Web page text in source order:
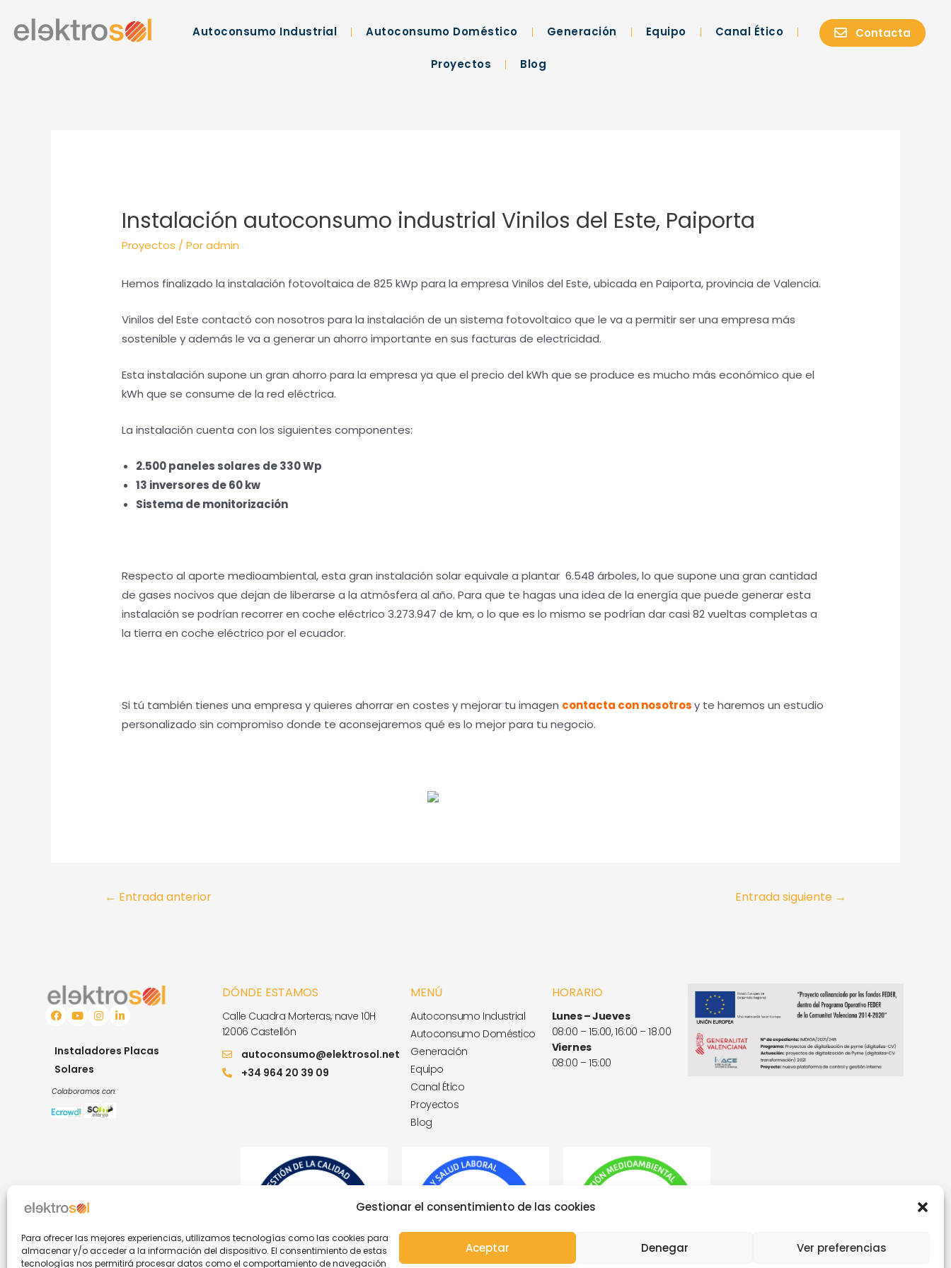
Gestionar el consentimiento de las cookies
Para ofrecer las mejores experiencias, utilizamos tecnologías como las cookies para
almacenar y/o acceder a la información del dispositivo. El consentimiento de estas
tecnologías nos permitirá procesar datos como el comportamiento de navegación
Aceptar Denegar Ver preferencias
Autoconsumo Industrial Autoconsumo Doméstico Generación Equipo Canal Ético
Proyectos Blog
Contacta
Instalación autoconsumo industrial Vinilos del Este, Paiporta
Proyectos / Poradmin
Hemos finalizado la instalación fotovoltaica de 825 kWp para la empresa Vinilos del Este, ubicada en Paiporta, provincia de Valencia.
Vinilos del Este contactó con nosotros para la instalación de un sistema fotovoltaico que le va a permitir ser una empresa más
sostenible y además le va a generar un ahorro importante en sus facturas de electricidad.
Esta instalación supone un gran ahorro para la empresa ya que el precio del kWh que se produce es mucho más económico que el
kWh que se consume de la red eléctrica.
La instalación cuenta con los siguientes componentes:
2.500 paneles solares de 330 Wp
13 inversores de 60 kw
Sistema de monitorización
Respecto al aporte medioambiental, esta gran instalación solar equivale a plantar 6.548 árboles, lo que supone una gran cantidad
de gases nocivos que dejan de liberarse a la atmósfera al año. Para que te hagas una idea de la energía que puede generar esta
instalación se podrían recorrer en coche eléctrico 3.273.947 de km, o lo que es lo mismo se podrían dar casi 82 vueltas completas a
la tierra en coche eléctrico por el ecuador.
Si tú también tienes una empresa y quieres ahorrar en costes y mejorar tu imagen contacta con nosotrosy te haremos un estudio
personalizado sin compromiso donde te aconsejaremos qué es lo mejor para tu negocio.
← Entrada anterior Entrada siguiente →
Instaladores Placas
Solares
Colaboramos con:
DÓNDE ESTAMOS
Calle Cuadra Morteras, nave 10H
12006 Castellón
autoconsumo@elektrosol.net
+34 964 20 39 09
MENÚ
Autoconsumo Industrial
Autoconsumo Doméstico
Generación
Equipo
Canal Ético
Proyectos
Blog
HORARIO
Lunes – Jueves
08:00 – 15:00, 16:00 – 18:00
Viernes
08:00 – 15:00